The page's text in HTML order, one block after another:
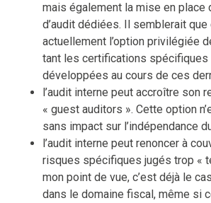
mais également la mise en place
d’audit dédiées. Il semblerait
actuellement l’option privilégiée
tant les certifications
développées au cours de ces
l’audit interne peut accroître son
« guest auditors ». Cette option
sans impact sur l’indépendance
l’audit interne peut renoncer à
risques spécifiques jugés trop «
mon point de vue, c’est déjà le
dans le domaine fiscal, même si